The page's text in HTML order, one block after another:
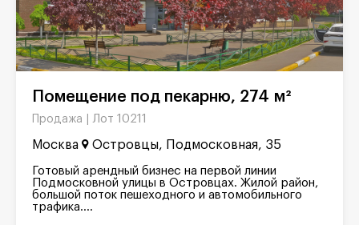
Помещение под пекарню, 274 м²
Продажа | Лот 10211
Москва Островцы, Подмосковная, 35
Готовый арендный бизнес на первой линии
Подмосковной улицы в Островцах. Жилой район,
большой поток пешеходного и автомобильного
трафика....